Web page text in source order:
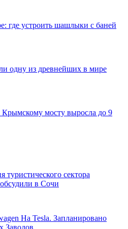
где устроить шашлыки с баней
одну из древнейших в мире
Крымскому мосту выросла до 9
туристического сектора
в Сочи
На Tesla. Запланировано
Заводов